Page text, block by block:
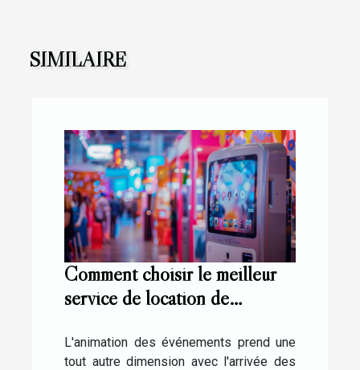
SIMILAIRE
Comment choisir le meilleur
service de location de
événements
L'animation des événements prend une
tout autre dimension avec l'arrivée des